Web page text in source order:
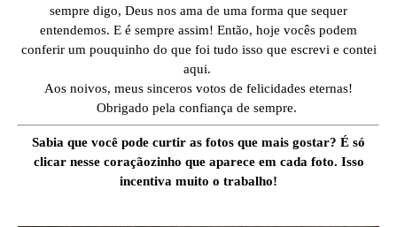
sempre digo, Deus nos ama de uma forma que sequer
entendemos. E é sempre assim! Então, hoje vocês podem
conferir um pouquinho do que foi tudo isso que escrevi e contei
aqui.
Aos noivos, meus sinceros votos de felicidades eternas!
Obrigado pela confiança de sempre.
Sabia que você pode curtir as fotos que mais gostar? É só
clicar nesse coraçãozinho que aparece em cada foto. Isso
incentiva muito o trabalho!